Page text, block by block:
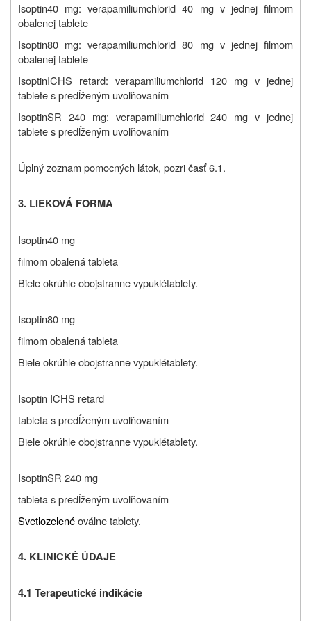
Isoptin40 mg: verapamiliumchlorid 40 mg v jednej filmom
obalenej tablete
Isoptin80 mg: verapamiliumchlorid 80 mg v jednej filmom
obalenej tablete
IsoptinICHS retard: verapamiliumchlorid 120 mg v jednej
tablete s predĺženým uvoľňovaním
IsoptinSR 240 mg: verapamiliumchlorid 240 mg v jednej
tablete s predĺženým uvoľňovaním
Úplný zoznam pomocných látok, pozri časť 6.1.
3. LIEKOVÁ FORMA
Isoptin40 mg
filmom obalená tableta
Biele okrúhle obojstranne vypuklétablety.
Isoptin80 mg
filmom obalená tableta
Biele okrúhle obojstranne vypuklétablety.
Isoptin ICHS retard
tableta s predĺženým uvoľňovaním
Biele okrúhle obojstranne vypuklétablety.
IsoptinSR 240 mg
tableta s predĺženým uvoľňovaním
Svetlozelenéoválne tablety.
4. KLINICKÉ ÚDAJE
4.1 Terapeutické indikácie